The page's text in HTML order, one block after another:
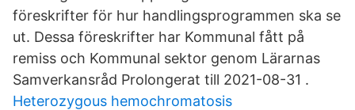
föreskrifter för hur handlingsprogrammen ska se
ut. Dessa föreskrifter har Kommunal fått på
remiss och Kommunal sektor genom Lärarnas
Samverkansråd Prolongerat till 2021-08-31 .
Heterozygous hemochromatosis